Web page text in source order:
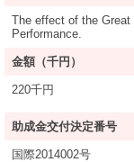
The effect of the Great
Performance.
金額（千円）
220千円
助成金交付決定番号
国際2014002号